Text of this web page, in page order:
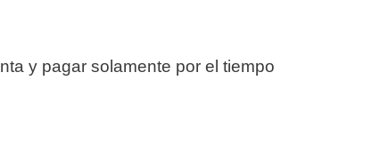
y pagar solamente por el tiempo